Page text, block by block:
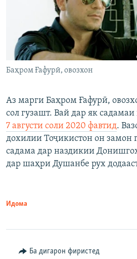
Баҳром Ғафурӣ, овозхон
Аз марги Баҳром Ғафурӣ,
сол гузашт. Вай дар як
7 августи соли 2020 фавтид.
дохилии Тоҷикистон он замон
садама дар наздикии
дар шаҳри Душанбе рух
Идома
Ба дигарон фиристед